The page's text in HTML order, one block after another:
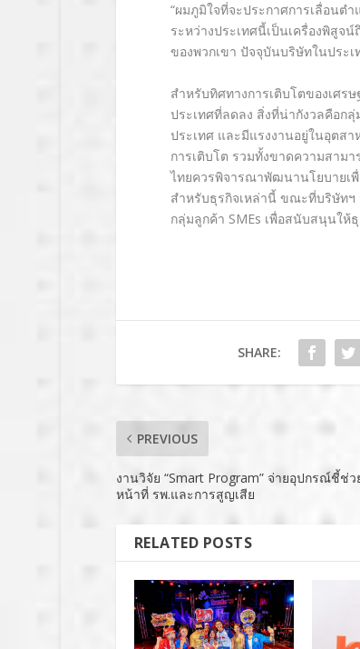
“ผมภูมิใจที่จะประกาศการเลื่อนต
ระหว่างประเทศนี้เป็นเครื่องพิสูจ
ของพวกเขา ปัจจุบันบริษัทในประ
สำหรับทิศทางการเติบโตของเศร
ประเทศที่ลดลง สิ่งที่น่ากังวลคือก
ประเทศ และมีแรงงานอยู่ในอุตส
การเติบโต รวมทั้งขาดความสาม
ไทยควรพิจารณาพัฒนานโยบายเพื่
สำหรับธุรกิจเหล่านี้ ขณะที่บริษัท
กลุ่มลูกค้า SMEs เพื่อสนับสนุนให้
SHARE:
PREVIOUS
งานวิจัย “Smart Program” จ่ายอุปกรณ์ชี้ช่ว
หน้าที่ รพ.และการสูญเสีย
RELATED POSTS